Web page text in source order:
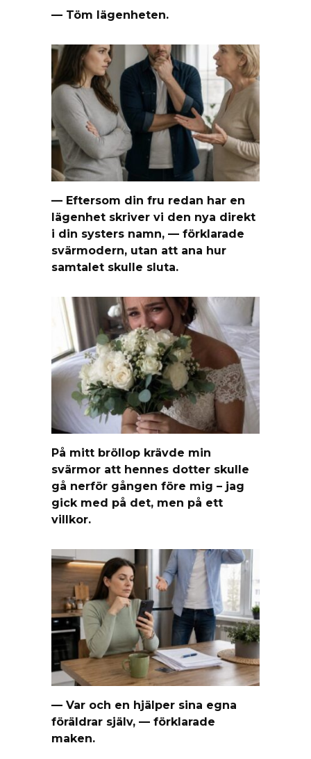
— Töm lägenheten.
— Eftersom din fru redan har en
lägenhet skriver vi den nya direkt
i din systers namn, — förklarade
svärmodern, utan att ana hur
samtalet skulle sluta.
På mitt bröllop krävde min
svärmor att hennes dotter skulle
gå nerför gången före mig – jag
gick med på det, men på ett
villkor.
— Var och en hjälper sina egna
föräldrar själv, — förklarade
maken.